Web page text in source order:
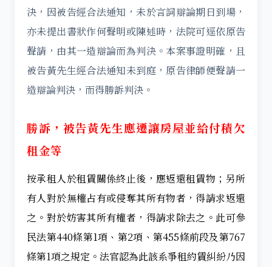
決，因被告經合法通知，未於言詞辯論期日到場，
亦未提出書狀作何聲明或陳述時，法院可逕依原告
聲請，由其一造辯論而為判決。本案事證明確，且
被告黃先生經合法通知未到庭，原告律師便聲請一
造辯論判決，而得勝訴判決。
勝訴，被告黃先生應遷讓房屋並給付積欠
租金等
按承租人於租賃關係終止後，應返還租賃物；另所
有人對於無權占有或侵奪其所有物者，得請求返還
之。對於妨害其所有權者，得請求除去之。此可參
民法第440條第1項、第2項、第455條前段及第767
條第1項之規定。法官認為此該系爭租約賃糾紛乃因